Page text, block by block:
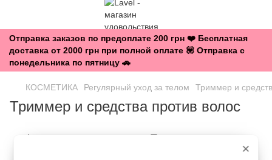
Отправка заказов по предоплате 200 грн ❤️ Бесплатная
доставка от 2000 грн при полной оплате 💟 Отправка с
понедельника по пятницу 🚗
КОСМЕТИКА Регулярный уход за телом Триммер и
Триммер и средства против волос
Фильтр По популярности
×